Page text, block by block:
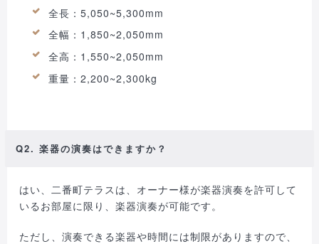
全長：5,050~5,300mm
全幅：1,850~2,050mm
全高：1,550~2,050mm
重量：2,200~2,300kg
Q2. 楽器の演奏はできますか？
はい、二番町テラスは、オーナー様が楽器演奏を許可して
いるお部屋に限り、楽器演奏が可能です。
ただし、演奏できる楽器や時間には制限がありますので、